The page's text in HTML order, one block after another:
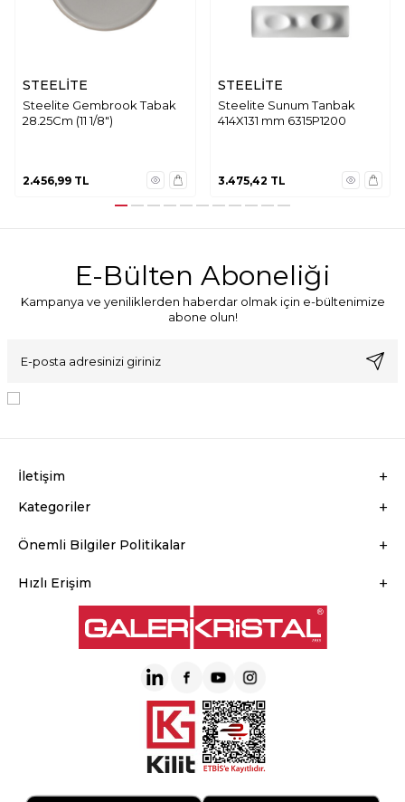
STEELİTE
Steelite Gembrook Tabak
28.25Cm (11 1/8")
2.456,99 TL
STEELİTE
Steelite Sunum Tanbak
414X131 mm 6315P1200
3.475,42 TL
E-Bülten Aboneliği
Kampanya ve yeniliklerden haberdar olmak için e-bültenimize
abone olun!
İletişim
Kategoriler
Önemli Bilgiler Politikalar
Hızlı Erişim